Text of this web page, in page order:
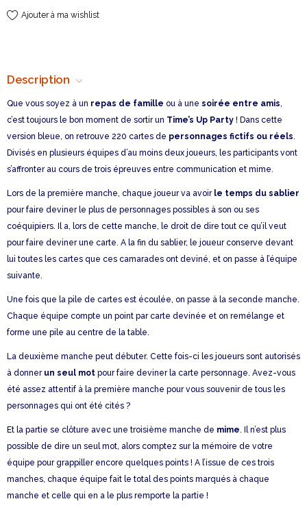
Ajouter à ma wishlist
Description
Que vous soyez à un repas de famille ou à une soirée entre amis,
c’est toujours le bon moment de sortir un Time’s Up Party ! Dans cette
version bleue, on retrouve 220 cartes de personnages fictifs ou réels.
Divisés en plusieurs équipes d’au moins deux joueurs, les participants vont
s’affronter au cours de trois épreuves entre communication et mime.
Lors de la première manche, chaque joueur va avoir le temps du sablier
pour faire deviner le plus de personnages possibles à son ou ses
coéquipiers. Il a, lors de cette manche, le droit de dire tout ce qu’il veut
pour faire deviner une carte. A la fin du sablier, le joueur conserve devant
lui toutes les cartes que ces camarades ont deviné, et on passe à l’équipe
suivante.
Une fois que la pile de cartes est écoulée, on passe à la seconde manche.
Chaque équipe compte un point par carte devinée et on remélange et
forme une pile au centre de la table.
La deuxième manche peut débuter. Cette fois-ci les joueurs sont autorisés
à donner un seul mot pour faire deviner la carte personnage. Avez-vous
été assez attentif à la première manche pour vous souvenir de tous les
personnages qui ont été cités ?
Et la partie se clôture avec une troisième manche de mime. Il n’est plus
possible de dire un seul mot, alors comptez sur la mémoire de votre
équipe pour grappiller encore quelques points ! A l’issue de ces trois
manches, chaque équipe fait le total des points marqués à chaque
manche et celle qui en a le plus remporte la partie !